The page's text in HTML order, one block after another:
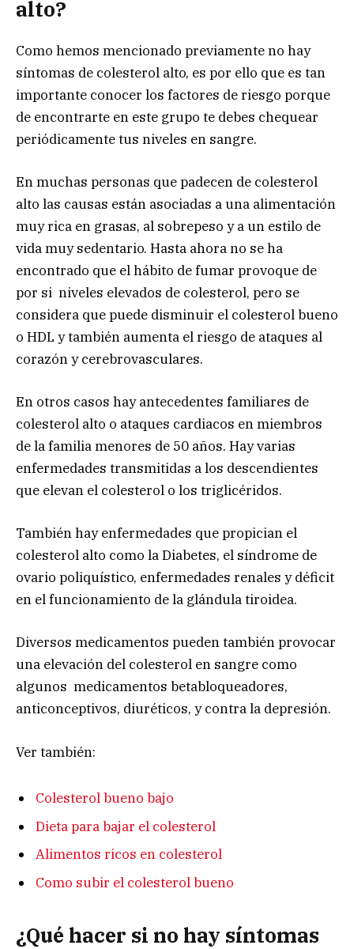
alto?
Como hemos mencionado previamente no hay
síntomas de colesterol alto, es por ello que es tan
importante conocer los factores de riesgo porque
de encontrarte en este grupo te debes chequear
periódicamente tus niveles en sangre.
En muchas personas que padecen de colesterol
alto las causas están asociadas a una alimentación
muy rica en grasas, al sobrepeso y a un estilo de
vida muy sedentario. Hasta ahora no se ha
encontrado que el hábito de fumar provoque de
por si niveles elevados de colesterol, pero se
considera que puede disminuir el colesterol bueno
o HDL y también aumenta el riesgo de ataques al
corazón y cerebrovasculares.
En otros casos hay antecedentes familiares de
colesterol alto o ataques cardiacos en miembros
de la familia menores de 50 años. Hay varias
enfermedades transmitidas a los descendientes
que elevan el colesterol o los triglicéridos.
También hay enfermedades que propician el
colesterol alto como la Diabetes, el síndrome de
ovario poliquístico, enfermedades renales y déficit
en el funcionamiento de la glándula tiroidea.
Diversos medicamentos pueden también provocar
una elevación del colesterol en sangre como
algunos medicamentos betabloqueadores,
anticonceptivos, diuréticos, y contra la depresión.
Ver también:
Colesterol bueno bajo
Dieta para bajar el colesterol
Alimentos ricos en colesterol
Como subir el colesterol bueno
¿Qué hacer si no hay síntomas